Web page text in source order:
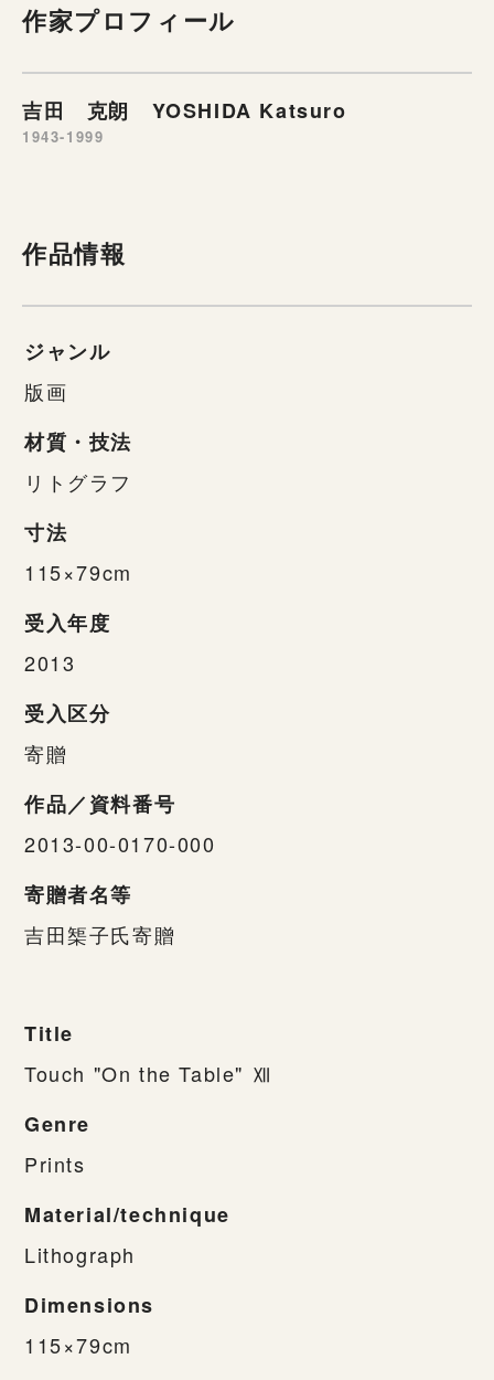
作家プロフィール
吉田 克朗 YOSHIDA Katsuro
1943-1999
作品情報
ジャンル
版画
材質・技法
リトグラフ
寸法
115×79cm
受入年度
2013
受入区分
寄贈
作品／資料番号
2013-00-0170-000
寄贈者名等
吉田榘子氏寄贈
Title
Touch "On the Table" Ⅻ
Genre
Prints
Material/technique
Lithograph
Dimensions
115×79cm